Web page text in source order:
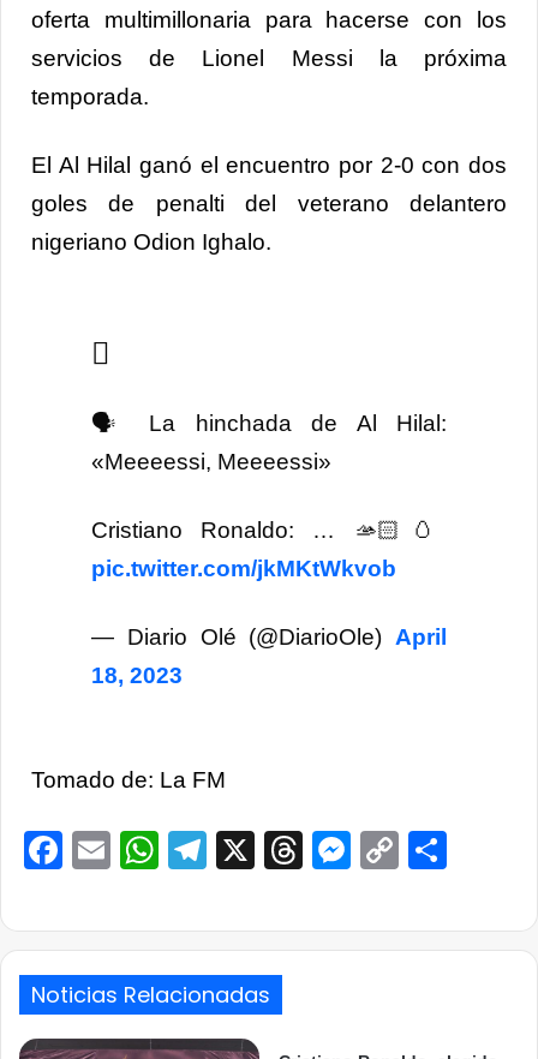
oferta multimillonaria para hacerse con los
servicios de Lionel Messi la próxima
temporada.
El Al Hilal ganó el encuentro por 2-0 con dos
goles de penalti del veterano delantero
nigeriano Odion Ighalo.
🗣️ La hinchada de Al Hilal:
«Meeeessi, Meeeessi»
Cristiano Ronaldo: … 🫴🏻🥚
pic.twitter.com/jkMKtWkvob
— Diario Olé (@DiarioOle) April
18, 2023
Tomado de: La FM
Facebook
EmailWhatsApp
Telegram
X ThreadsCopy
Noticias Relacionadas